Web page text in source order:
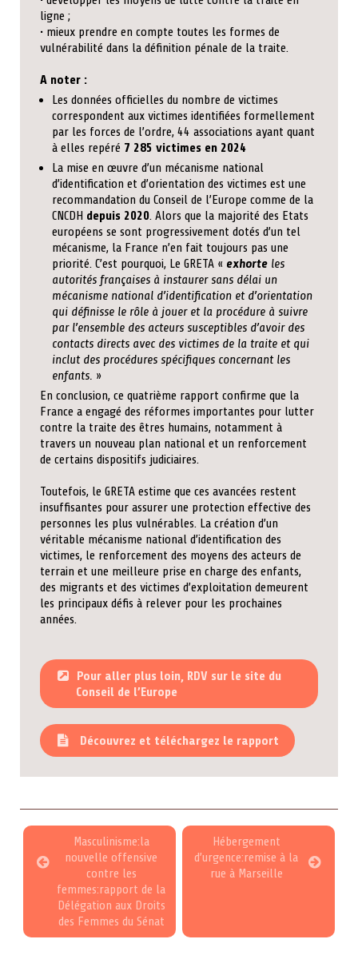
ligne ;
• mieux prendre en compte toutes les formes de
vulnérabilité dans la définition pénale de la traite.
A noter :
Les données officielles du nombre de victimes
correspondent aux victimes identifiées formellement
par les forces de l’ordre, 44 associations ayant quant
à elles repéré 7 285 victimes en 2024
La mise en œuvre d’un mécanisme national
d’identification et d’orientation des victimes est une
recommandation du Conseil de l’Europe comme de la
CNCDH depuis 2020. Alors que la majorité des Etats
européens se sont progressivement dotés d’un tel
mécanisme, la France n’en fait toujours pas une
priorité. C’est pourquoi, Le GRETA « exhorte les
autorités françaises à instaurer sans délai un
mécanisme national d’identification et d’orientation
qui définisse le rôle à jouer et la procédure à suivre
par l’ensemble des acteurs susceptibles d’avoir des
contacts directs avec des victimes de la traite et qui
inclut des procédures spécifiques concernant les
enfants. »
En conclusion, ce quatrième rapport confirme que la
France a engagé des réformes importantes pour lutter
contre la traite des êtres humains, notamment à
travers un nouveau plan national et un renforcement
de certains dispositifs judiciaires.
Toutefois, le GRETA estime que ces avancées restent
insuffisantes pour assurer une protection effective des
personnes les plus vulnérables. La création d’un
véritable mécanisme national d’identification des
victimes, le renforcement des moyens des acteurs de
terrain et une meilleure prise en charge des enfants,
des migrants et des victimes d’exploitation demeurent
les principaux défis à relever pour les prochaines
années.
Pour aller plus loin, RDV sur le site du
Conseil de l’Europe
Découvrez et téléchargez le rapport
Masculinisme:la
nouvelle offensive
contre les
femmes:rapport de la
Délégation aux Droits
des Femmes du Sénat
Hébergement
d’urgence:remise à la
rue à Marseille